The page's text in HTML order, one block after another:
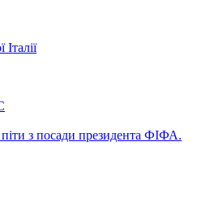
з посади президента ФІФА.